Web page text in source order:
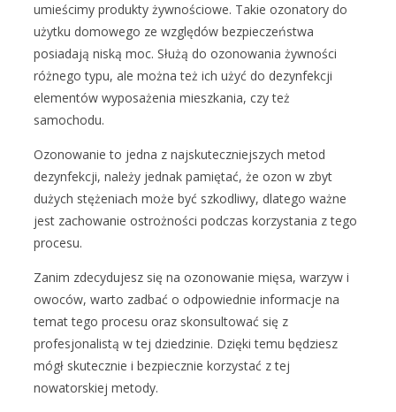
umieścimy produkty żywnościowe. Takie ozonatory do
użytku domowego ze względów bezpieczeństwa
posiadają niską moc. Służą do ozonowania żywności
różnego typu, ale można też ich użyć do dezynfekcji
elementów wyposażenia mieszkania, czy też
samochodu.
Ozonowanie to jedna z najskuteczniejszych metod
dezynfekcji, należy jednak pamiętać, że ozon w zbyt
dużych stężeniach może być szkodliwy, dlatego ważne
jest zachowanie ostrożności podczas korzystania z tego
procesu.
Zanim zdecydujesz się na ozonowanie mięsa, warzyw i
owoców, warto zadbać o odpowiednie informacje na
temat tego procesu oraz skonsultować się z
profesjonalistą w tej dziedzinie. Dzięki temu będziesz
mógł skutecznie i bezpiecznie korzystać z tej
nowatorskiej metody.